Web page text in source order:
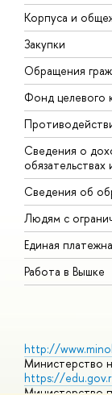
Корпуса и
Закупки
Обращения
Фонд целевого
Сведения о
Сведения об
Людям с
Единая
Работа в Вышке
http://
Министерство
https://